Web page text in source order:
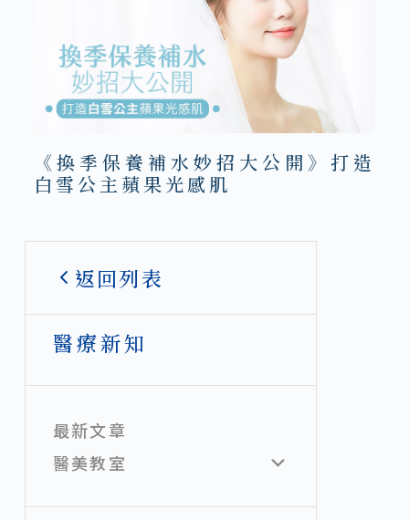
返回列表
醫療新知
最新文章
醫美教室
《換季保養補水妙招大公開》打造
白雪公主蘋果光感肌